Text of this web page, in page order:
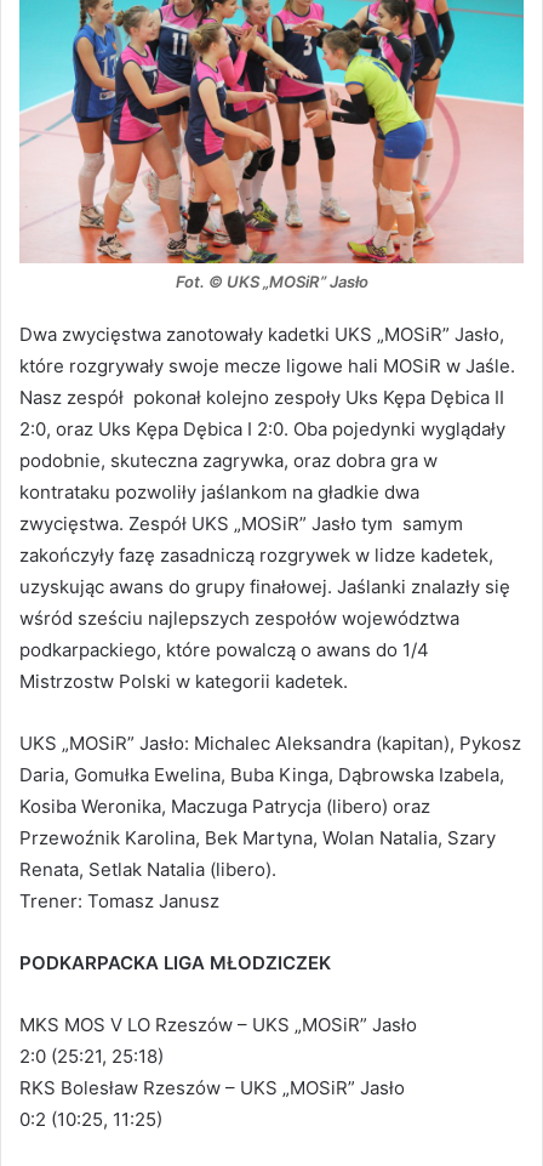
Fot. © UKS „MOSiR” Jasło
Dwa zwycięstwa zanotowały kadetki UKS „MOSiR” Jasło,
które rozgrywały swoje mecze ligowe hali MOSiR w Jaśle.
Nasz zespół pokonał kolejno zespoły Uks Kępa Dębica II
2:0, oraz Uks Kępa Dębica I 2:0. Oba pojedynki wyglądały
podobnie, skuteczna zagrywka, oraz dobra gra w
kontrataku pozwoliły jaślankom na gładkie dwa
zwycięstwa. Zespół UKS „MOSiR” Jasło tym samym
zakończyły fazę zasadniczą rozgrywek w lidze kadetek,
uzyskując awans do grupy finałowej. Jaślanki znalazły się
wśród sześciu najlepszych zespołów województwa
podkarpackiego, które powalczą o awans do 1/4
Mistrzostw Polski w kategorii kadetek.
UKS „MOSiR” Jasło: Michalec Aleksandra (kapitan), Pykosz
Daria, Gomułka Ewelina, Buba Kinga, Dąbrowska Izabela,
Kosiba Weronika, Maczuga Patrycja (libero) oraz
Przewoźnik Karolina, Bek Martyna, Wolan Natalia, Szary
Renata, Setlak Natalia (libero).
Trener: Tomasz Janusz
PODKARPACKA LIGA MŁODZICZEK
MKS MOS V LO Rzeszów – UKS „MOSiR” Jasło
2:0 (25:21, 25:18)
RKS Bolesław Rzeszów – UKS „MOSiR” Jasło
0:2 (10:25, 11:25)